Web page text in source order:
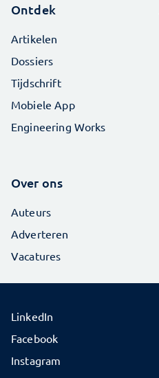
Ontdek
Artikelen
Dossiers
Tijdschrift
Mobiele App
Engineering Works
Over ons
Auteurs
Adverteren
Vacatures
LinkedIn
Facebook
Instagram